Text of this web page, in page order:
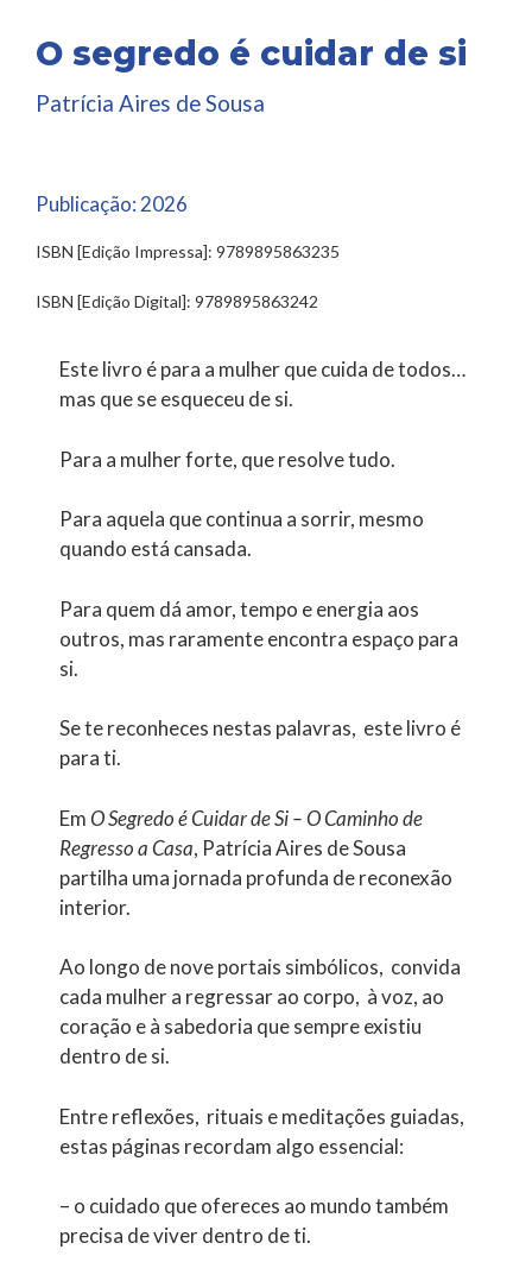
O segredo é cuidar de si
Patrícia Aires de Sousa
Publicação: 2026
ISBN [Edição Impressa]: 9789895863235
ISBN [Edição Digital]: 9789895863242
Este livro é para a mulher que cuida de todos…
mas que se esqueceu de si.
Para a mulher forte, que resolve tudo.
Para aquela que continua a sorrir, mesmo
quando está cansada.
Para quem dá amor, tempo e energia aos
outros, mas raramente encontra espaço para
si.
Se te reconheces nestas palavras, este livro é
para ti.
EmO Segredo é Cuidar de Si – O Caminho de
Regresso a Casa, Patrícia Aires de Sousa
partilha uma jornada profunda de reconexão
interior.
Ao longo de nove portais simbólicos, convida
cada mulher a regressar ao corpo, à voz, ao
coração e à sabedoria que sempre existiu
dentro de si.
Entre reflexões, rituais e meditações guiadas,
estas páginas recordam algo essencial:
– o cuidado que ofereces ao mundo também
precisa de viver dentro de ti.